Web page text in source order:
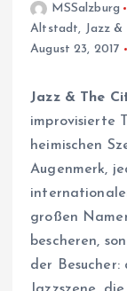
MSSalzburg
Altstadt, Jazz
August 23, 2017
Jazz & The
improvisierte
heimischen
Augenmerk,
großen
bescheren,
der